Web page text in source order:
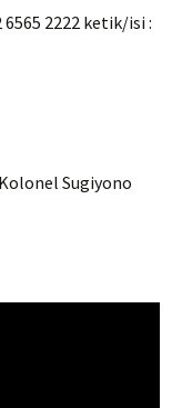
2222 ketik/isi :
Sugiyono